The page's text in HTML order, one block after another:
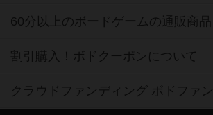
60分以上のボードゲームの通販商品
割引購入！ボドクーポンについて
クラウドファンディング ボドファン